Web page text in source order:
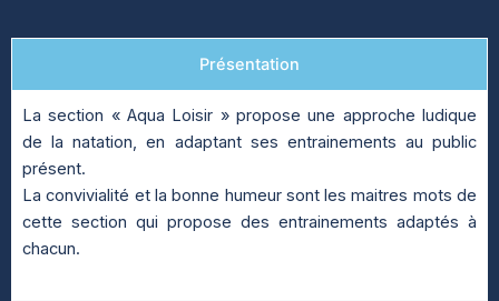
Présentation
La section « Aqua Loisir » propose une approche ludique
de la natation, en adaptant ses entrainements au public
présent.
La convivialité et la bonne humeur sont les maitres mots de
cette section qui propose des entrainements adaptés à
chacun.